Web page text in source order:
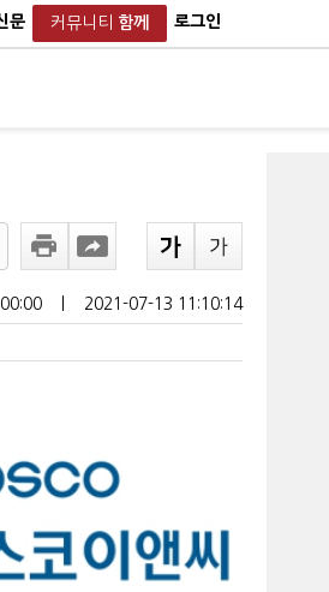
문 커뮤니티 함께 로그인
2021-07-13 11:10:14